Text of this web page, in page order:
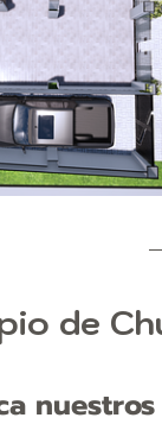
de